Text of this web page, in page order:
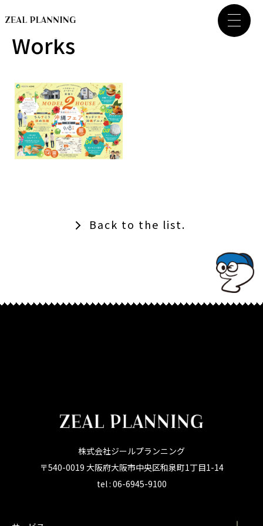
Works
Back to the list.
株式会社ジールプランニング
〒540-0019 大阪府大阪市中央区和泉町1丁目1-14
tel : 06-6945-9100